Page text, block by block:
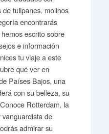
tulipanes, molinos
encontrarás
escrito sobre
e información
tu viaje a este
qué ver en
Países Bajos, una
con su belleza, su
Rotterdam, la
de
admirar su